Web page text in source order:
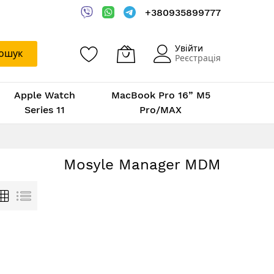
+380935899777
Увійти
Реєстрація
Apple Watch
Series 11
MacBook Pro 16” M5
Pro/MAX
Mosyle Manager MDM
ТаблицяСписок